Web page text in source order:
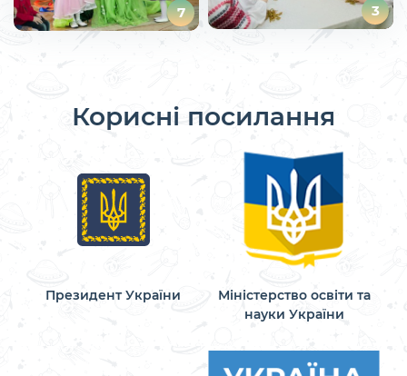
7 3
Корисні посилання
Президент України
Міністерство освіти та
науки України